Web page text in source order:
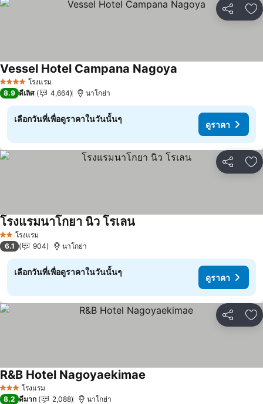
แชร์ เ
4 ดาว โรงแรม
Vessel Hotel Campana Nagoya
8.9 ดีเลิศ 4,664 นาโกย่า
เลือกวันที่เพื่อดูราคาในวันนั้นๆ
ดูราคา
แชร์ เ
2 ดาวโรงแรม
โรงแรมนาโกยา นิว โรเลนดูราคา
6.1 904 นาโกย่า
เลือกวันที่เพื่อดูราคาในวันนั้นๆ
ดูราคา
แชร์ เ
3 ดาว โรงแรม
R&B Hotel Nagoyaekimae
8.2 ดีมาก 2,088 นาโกย่า